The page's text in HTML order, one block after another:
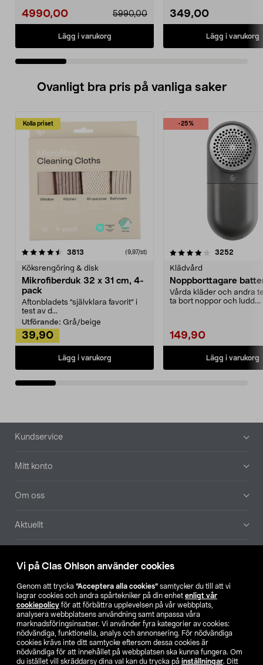
Vi på Clas Ohlson använder cookies
Genom att trycka ”Acceptera alla cookies” samtycker du till att vi
lagrar cookies och andra spårtekniker på din enhet enligt vår
cookiepolicy för att förbättra upplevelsen på vår webbplats,
analysera webbplatsens användning samt anpassa våra
marknadsföringsinsatser. Vi använder fyra kategorier av cookies:
nödvändiga, funktionella, analys och annonsering. För nödvändiga
cookies krävs inte ditt samtycke eftersom dessa cookies är
nödvändiga för att innehållet på webbplatsen ska kunna fungera. Om
du istället vill skräddarsy dina val kan du trycka på inställningar. Ditt
4990,00 5990,00
Lägg i varukorg
349,00
Lägg i varukorg
Ovanligt bra pris på vanliga saker
Kolla priset
3813 (9,97/st)
Köksrengöring & disk
Mikrofiberduk 32 x 31 cm, 4-
pack
Aftonbladets "självklara favorit” i
test av d...
Utförande: Grå/beige
39,90
Lägg i varukorg
-25%
4.0av 5 stjärnor 3252
Klädvård
Noppborttagare
Vårda kläder och andra
ta bort noppor och ludd.
149,90
Lägg i varukorg
4.5av 5 stjärnor
Sidfot
Kundservice
Mitt konto
Om oss
Aktuellt
Hitta butik
SE NO FI